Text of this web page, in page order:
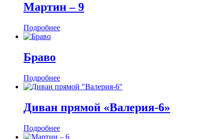
Мартин ‒ 9
Подробнее
Браво
Подробнее
Диван прямой «Валерия-6»
Подробнее